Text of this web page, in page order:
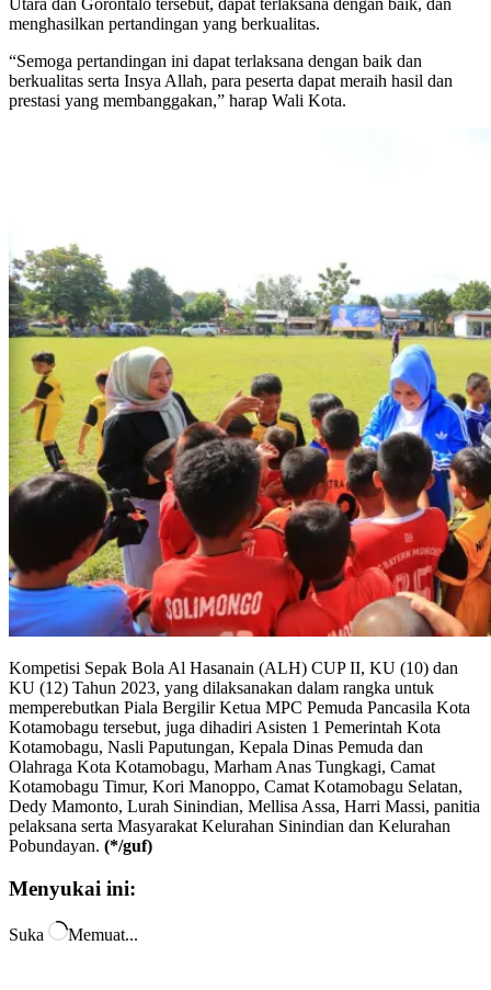
menghasilkan pertandingan yang berkualitas.
“Semoga pertandingan ini dapat terlaksana dengan baik dan
berkualitas serta Insya Allah, para peserta dapat meraih hasil dan
prestasi yang membanggakan,” harap Wali Kota.
Kompetisi Sepak Bola Al Hasanain (ALH) CUP II, KU (10) dan
KU (12) Tahun 2023, yang dilaksanakan dalam rangka untuk
memperebutkan Piala Bergilir Ketua MPC Pemuda Pancasila Kota
Kotamobagu tersebut, juga dihadiri Asisten 1 Pemerintah Kota
Kotamobagu, Nasli Paputungan, Kepala Dinas Pemuda dan
Olahraga Kota Kotamobagu, Marham Anas Tungkagi, Camat
Kotamobagu Timur, Kori Manoppo, Camat Kotamobagu Selatan,
Dedy Mamonto, Lurah Sinindian, Mellisa Assa, Harri Massi, panitia
pelaksana serta Masyarakat Kelurahan Sinindian dan Kelurahan
Pobundayan. (*/guf)
Menyukai ini:
Suka Memuat...